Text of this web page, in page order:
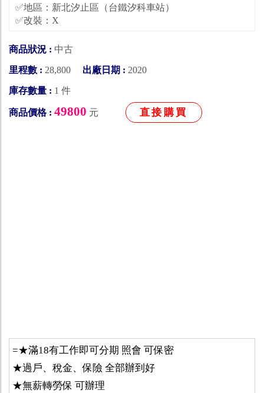
✅地區：新北汐止區（台鐵汐科車站）
✅改裝：X
商品狀況 : 中古
里程數 : 28,800 出廠日期 : 2020
庫存數量 : 1 件
商品價格 : 49800 元 直接購買
=★滿18有工作即可分期 照會 可保密
★過戶、稅金、保險 全部辦到好
★無薪轉勞保 可辦理